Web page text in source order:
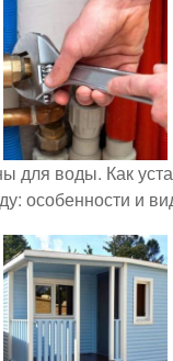
для воды. Как
особенности и